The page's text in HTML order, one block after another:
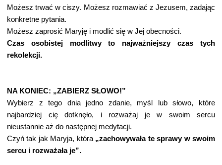
Możesz trwać w ciszy. Możesz rozmawiać z Jezusem, zadając
konkretne pytania.
Możesz zaprosić Maryję i modlić się w Jej obecności.
Czas osobistej modlitwy to najważniejszy czas tych
rekolekcji.
NA KONIEC: „ZABIERZ SŁOWO!”
Wybierz z tego dnia jedno zdanie, myśl lub słowo, które
najbardziej cię dotknęło, i rozważaj je w swoim sercu
nieustannie aż do następnej medytacji.
Czyń tak jak Maryja, która „zachowywała te sprawy w swoim
sercu i rozważała je”.